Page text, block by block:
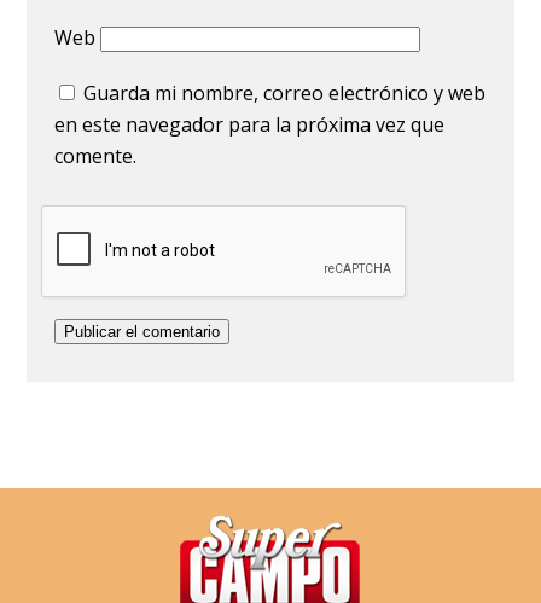
Web
Guarda mi nombre, correo electrónico y web
en este navegador para la próxima vez que
comente.